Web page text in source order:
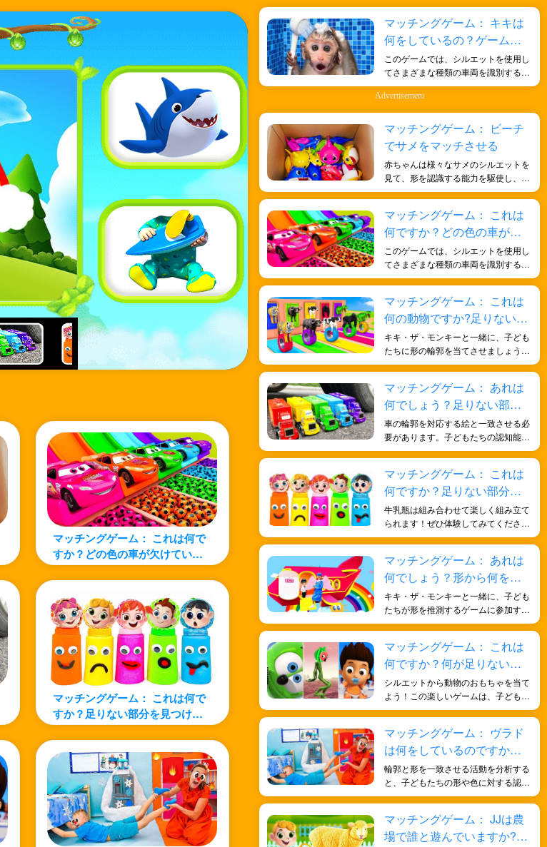
マッチングゲーム： これは何で
すか？どの色の車が欠けていま
すか?色と形について学ぼう！
マッチングゲーム： これは何で
すか？足りない部分を見つけよ
う！
Advertisement
マッチングゲーム： キキは
何をしているの？ゲームに
欠けている部分を見つけよ
う！
このゲームでは、シルエットを使用し
てさまざまな種類の車両を識別するこ
とで、子供たちの形状識別スキルを向
上させ、さまざまなスキルと知識を子
供たちに楽しく効果的に身につけさせ
ることができます。
マッチングゲーム： ビーチ
でサメをマッチさせる
赤ちゃんは様々なサメのシルエットを
見て、形を認識する能力を駆使し、一
致するサメを見つけます。このゲーム
能力の発達に役立ちます。
マッチングゲーム： これは
何ですか？どの色の車が欠
けていますか?色と形につい
て学ぼう！
このゲームでは、シルエットを使用し
てさまざまな種類の車両を識別するこ
とで、子供たちの形状識別スキルを向
供たちに楽しく効果的に身につけさせ
ることができます。
マッチングゲーム： これは
何の動物ですか?足りない部
分を見つけよう！
キキ・ザ・モンキーと一緒に、子ども
たちに形の輪郭を当てさせましょう！
子どもたちの人生に関する一般的な知
のに役立ちます。遊びを通して子ども
たちに知識を学ばせましょう。
マッチングゲーム： あれは
何でしょう？足りない部分
を見つけよう！
車の輪郭を対応する絵と一致させる必
要があります。子どもたちの認知能力
と問題解決能力を向上させ、記憶力と
す。
マッチングゲーム： これは
何ですか？足りない部分を
見つけよう！
牛乳瓶は組み合わせて楽しく組み立て
られます！ぜひ体験してみてくださ
い！このゲームは、お子様が様々な形
ます。また、アイテムを比較して組み
合わせを合わせるという概念も理解で
きます。
マッチングゲーム： あれは
何でしょう？形から何をし
ているのか当ててみましょ
う！
キキ・ザ・モンキーと一緒に、子ども
たちが形を推測するゲームに参加する
ことで、一般知識の理解を深めるだけ
ができます。観察と推論を通して正し
い答えを推測することが求められ、観
察力、論理的思考力、そして問題解決
能力が磨かれます。
マッチングゲーム： これは
何ですか？何が足りないの
ですか？見つけてみましょ
う！
シルエットから動物のおもちゃを当て
よう！この楽しいゲームは、子どもた
ちの批判的思考力と問題解決能力を育
高めるのに役立ちます。
マッチングゲーム： ヴラド
は何をしているのですか？
形から推測してみよう！
輪郭と形を一致させる活動を分析する
と、子どもたちの形や色に対する認知
的理解が深まるだけでなく、観察力、
的な発達に有益なトレーニングになり
ます。
マッチングゲーム： JJは農
場で誰と遊んでいますか?見